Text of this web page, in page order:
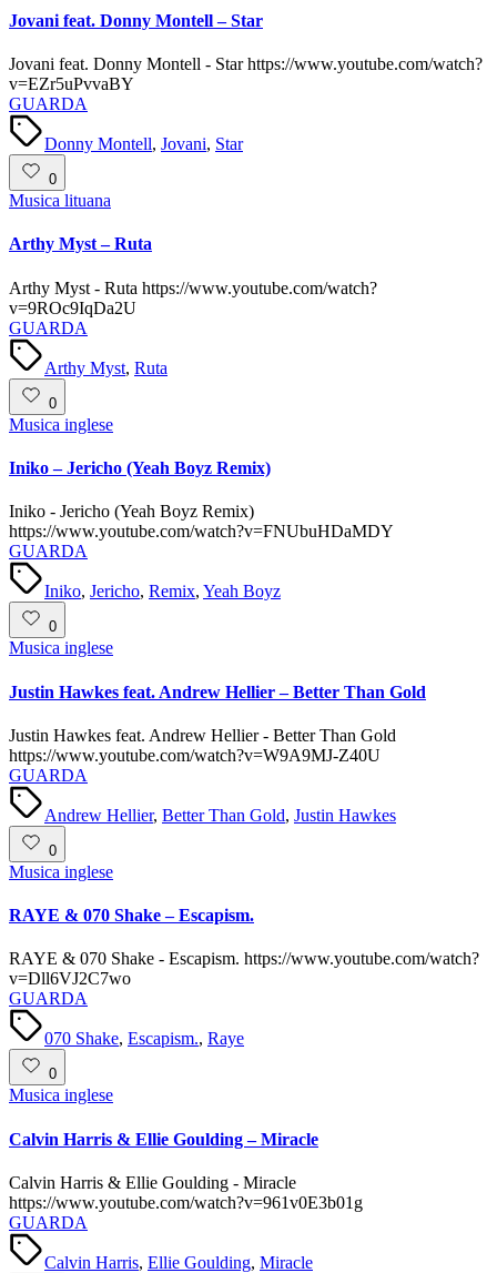
Jovani feat. Donny Montell – Star
Jovani feat. Donny Montell - Star https://www.youtube.com/watch?
v=EZr5uPvvaBY
GUARDA
Tags:
Donny Montell, Jovani, Star
0
Posted
Musica lituana
Arthy Myst – Ruta
Arthy Myst - Ruta https://www.youtube.com/watch?
v=9ROc9IqDa2U
GUARDA
Tags:
Arthy Myst, Ruta
0
Posted
Musica inglese
Iniko – Jericho (Yeah Boyz Remix)
Iniko - Jericho (Yeah Boyz Remix)
https://www.youtube.com/watch?v=FNUbuHDaMDY
GUARDA
Tags:
Iniko, Jericho, Remix, Yeah Boyz
0
Posted
Musica inglese
Justin Hawkes feat. Andrew Hellier – Better Than Gold
Justin Hawkes feat. Andrew Hellier - Better Than Gold
https://www.youtube.com/watch?v=W9A9MJ-Z40U
GUARDA
Tags:
Andrew Hellier, Better Than Gold, Justin Hawkes
0
Posted
Musica inglese
RAYE & 070 Shake – Escapism.
RAYE & 070 Shake - Escapism. https://www.youtube.com/watch?
v=Dll6VJ2C7wo
GUARDA
Tags:
070 Shake, Escapism., Raye
0
Posted
Musica inglese
Calvin Harris & Ellie Goulding – Miracle
Calvin Harris & Ellie Goulding - Miracle
https://www.youtube.com/watch?v=961v0E3b01g
GUARDA
Tags:
Calvin Harris, Ellie Goulding, Miracle